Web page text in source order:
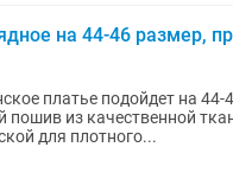
на 44-46 размер,
платье подойдет на
пошив из качественной
для плотного...